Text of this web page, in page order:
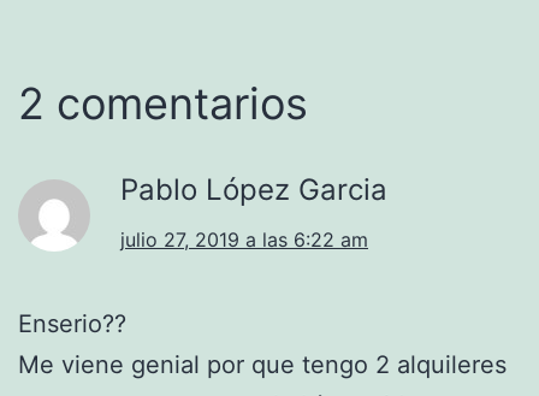
2 comentarios
Pablo López Garcia
julio 27, 2019 a las 6:22 am
Enserio??
Me viene genial por que tengo 2 alquileres